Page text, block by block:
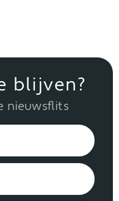
blijven?
nieuwsflits